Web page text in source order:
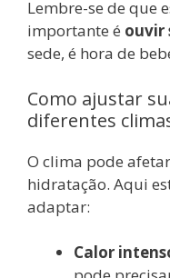
Lembre-se de que
importante é ouvir
sede, é hora de
Como ajustar
diferentes
O clima pode
hidratação. Aqui
adaptar:
Calor